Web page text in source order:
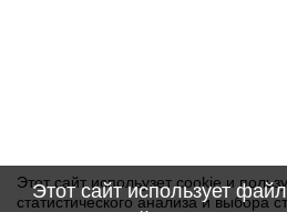
Этот сайт испольузет cookie и
статистического анализа и выбора
Этот сайт использует